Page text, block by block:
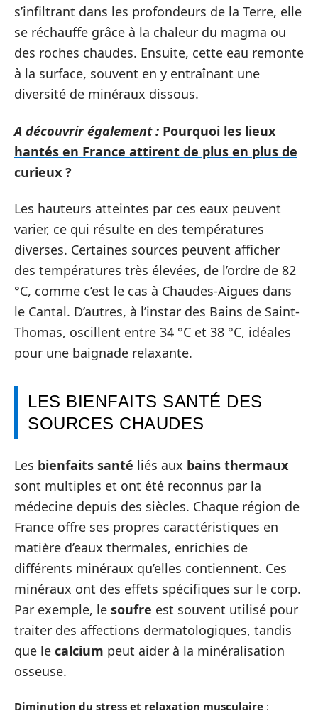
s’infiltrant dans les profondeurs de la Terre, elle
se réchauffe grâce à la chaleur du magma ou
des roches chaudes. Ensuite, cette eau remonte
à la surface, souvent en y entraînant une
diversité de minéraux dissous.
A découvrir également : Pourquoi les lieux
hantés en France attirent de plus en plus de
curieux ?
Les hauteurs atteintes par ces eaux peuvent
varier, ce qui résulte en des températures
diverses. Certaines sources peuvent afficher
des températures très élevées, de l’ordre de 82
°C, comme c’est le cas à Chaudes-Aigues dans
le Cantal. D’autres, à l’instar des Bains de Saint-
Thomas, oscillent entre 34 °C et 38 °C, idéales
pour une baignade relaxante.
LES BIENFAITS SANTÉ DES
SOURCES CHAUDES
Les bienfaits santé liés aux bains thermaux
sont multiples et ont été reconnus par la
médecine depuis des siècles. Chaque région de
France offre ses propres caractéristiques en
matière d’eaux thermales, enrichies de
différents minéraux qu’elles contiennent. Ces
minéraux ont des effets spécifiques sur le corp.
Par exemple, le soufre est souvent utilisé pour
traiter des affections dermatologiques, tandis
que le calcium peut aider à la minéralisation
osseuse.
Diminution du stress et relaxation musculaire :